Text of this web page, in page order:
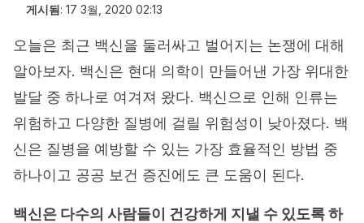
게시됨: 17 3월, 2020 02:13
오늘은 최근 백신을 둘러싸고 벌어지는 논쟁에 대해
알아보자. 백신은 현대 의학이 만들어낸 가장 위대한
발달 중 하나로 여겨져 왔다. 백신으로 인해 인류는
위험하고 다양한 질병에 걸릴 위험성이 낮아졌다. 백
신은 질병을 예방할 수 있는 가장 효율적인 방법 중
하나이고 공공 보건 증진에도 큰 도움이 된다.
백신은 다수의 사람들이 건강하게 지낼 수 있도록 하